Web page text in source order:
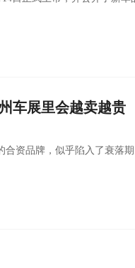
车展里会越卖越贵
资品牌，似乎陷入了衰落